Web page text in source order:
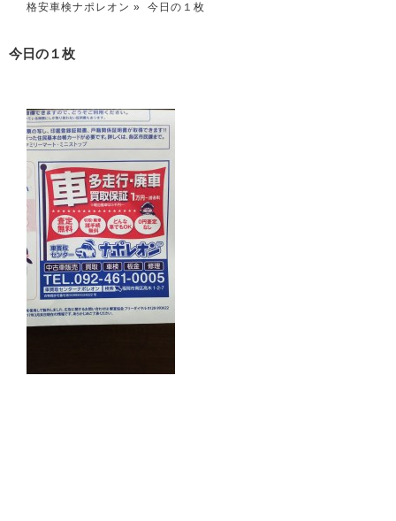
格安車検ナポレオン » 今日の１枚
今日の１枚